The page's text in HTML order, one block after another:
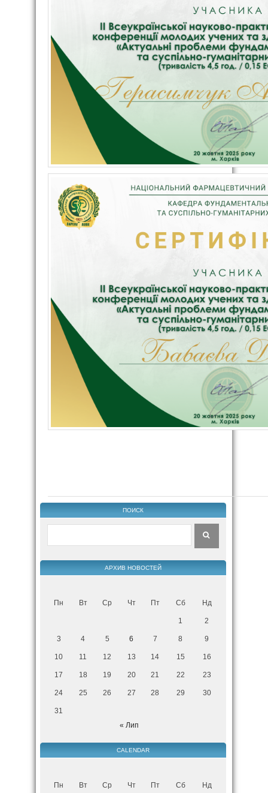
ПОИСК
АРХИВ НОВОСТЕЙ
Пн Вт Ср Чт Пт Сб Нд
1 2
3 4 5 6 7 8 9
10 11 12 13 14 15 16
17 18 19 20 21 22 23
24 25 26 27 28 29 30
31
« Лип
CALENDAR
Пн Вт Ср Чт Пт Сб Нд